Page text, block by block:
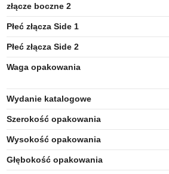
złącze boczne 2
Płeć złącza Side 1
Płeć złącza Side 2
Waga opakowania
Wydanie katalogowe
Szerokość opakowania
Wysokość opakowania
Głębokość opakowania